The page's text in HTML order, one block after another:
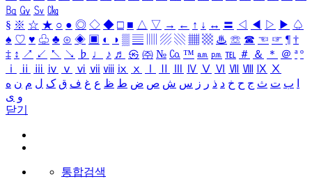
㏃ ㏉ ㏜ ㏆
§ ※ ☆ ★ ○ ● ◎ ◇ ◆ □ ■ △ ▽ → ← ↑ ↓ ↔ 〓 ◁ ◀ ▷ ▶ ♤
♠ ♡ ♥ ♧ ♣ ⊙ ◈ ▣ ◐ ◑ ▒ ▤ ▨ ▧ ▦ ▩ ♨ ☏ ☎ ☜ ☞ ¶ †
‡ ↕ ↗ ↙ ↖ ↘ ♭ ♩ ♪ ♬ ㉿ ㈜ № ㏇ ™ ㏂ ㏘ ℡ ＃ ＆ ＊ ＠ ª º
ⅰ
ⅱ ⅲ ⅳ ⅴ ⅵ ⅶ ⅷ ⅸ ⅹ Ⅳ Ⅴ Ⅵ Ⅶ Ⅷ Ⅸ Ⅹ
ب ت ث ج ح خ د ذ ر ز س ش ص ض ط ظ ع غ ف ق ک ل م ن ه
و ی
닫기
통합검색